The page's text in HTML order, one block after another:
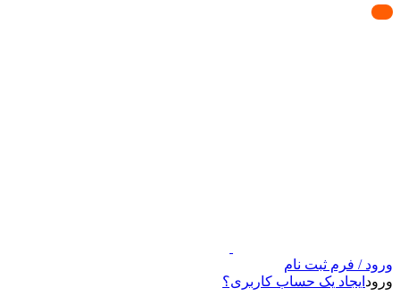
ورود / فرم ثبت نام
ورود ایجاد یک حساب کاربری؟